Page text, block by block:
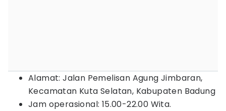
Alamat: Jalan Pemelisan Agung Jimbaran,
Kecamatan Kuta Selatan, Kabupaten Badung
Jam operasional: 15.00-22.00 Wita.